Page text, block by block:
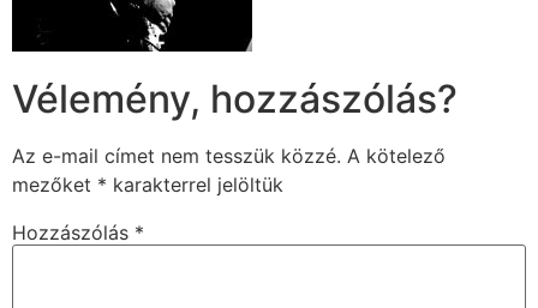
Vélemény, hozzászólás?
Az e-mail címet nem tesszük közzé. A kötelező
mezőket * karakterrel jelöltük
Hozzászólás *